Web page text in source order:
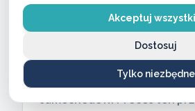
Akceptuj
Tylko niezbędne
Dostosuj
W przypadku awarii, przed
nowego zabezpieczenia,
awaryjne otwieranie
ślusarze realizują też
samochodów. Proces ten